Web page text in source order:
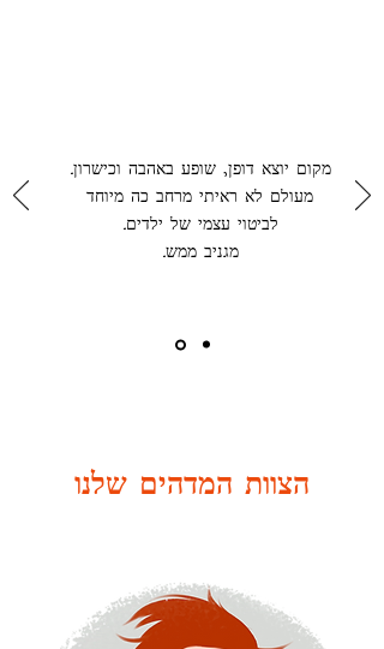
.מקום יוצא דופן, שופע באהבה וכישרון
מעולם לא ראיתי מרחב כה מיוחד
.לביטוי עצמי של ילדים
.מגניבממש
הצוות המדהים שלנו